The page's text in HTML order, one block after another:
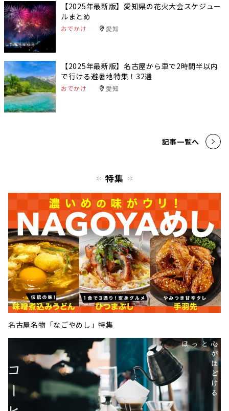
【2025年最新版】愛知県の花火大会スケジュー
ルまとめ
おでかけ 愛知
【2025年最新版】名古屋から車で2時間半以内
で行ける避暑地特集！32選
おでかけ 愛知
記事一覧へ
特集
名古屋名物「なごやめし」特集